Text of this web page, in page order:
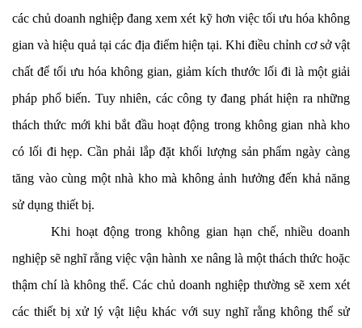
các chủ doanh nghiệp đang xem xét kỹ hơn việc tối ưu hóa không
gian và hiệu quả tại các địa điểm hiện tại. Khi điều chỉnh cơ sở vật
chất để tối ưu hóa không gian, giảm kích thước lối đi là một giải
pháp phổ biến. Tuy nhiên, các công ty đang phát hiện ra những
thách thức mới khi bắt đầu hoạt động trong không gian nhà kho
có lối đi hẹp. Cần phải lắp đặt khối lượng sản phẩm ngày càng
tăng vào cùng một nhà kho mà không ảnh hưởng đến khả năng
sử dụng thiết bị.
Khi hoạt động trong không gian hạn chế, nhiều doanh
nghiệp sẽ nghĩ rằng việc vận hành xe nâng là một thách thức hoặc
thậm chí là không thể. Các chủ doanh nghiệp thường sẽ xem xét
các thiết bị xử lý vật liệu khác với suy nghĩ rằng không thể sử